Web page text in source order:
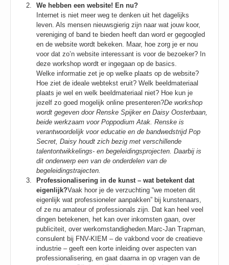
We hebben een website! En nu?
Internet is niet meer weg te denken uit het dagelijks
leven. Als mensen nieuwsgierig zijn naar wat jouw koor,
vereniging of band te bieden heeft dan word er gegoogled
en de website wordt bekeken. Maar, hoe zorg je er nou
voor dat zo’n website interessant is voor de bezoeker? In
deze workshop wordt er ingegaan op de basics.
Welke informatie zet je op welke plaats op de website?
Hoe ziet de ideale webtekst eruit? Welk beeldmateriaal
plaats je wel en welk beeldmateriaal niet? Hoe kun je
jezelf zo goed mogelijk online presenteren?De workshop
wordt gegeven door Renske Spijker en Daisy Oosterbaan,
beide werkzaam voor Poppodium Atak. Renske is
verantwoordelijk voor educatie en de bandwedstrijd Pop
Secret, Daisy houdt zich bezig met verschillende
talentontwikkelings- en begeleidingsprojecten. Daarbij is
dit onderwerp een van de onderdelen van de
begeleidingstrajecten.
Professionalisering in de kunst – wat betekent dat
eigenlijk?Vaak hoor je de verzuchting “we moeten dit
eigenlijk wat professioneler aanpakken” bij kunstenaars,
of ze nu amateur of professionals zijn. Dat kan heel veel
dingen betekenen, het kan over inkomsten gaan, over
publiciteit, over werkomstandigheden.Marc-Jan Trapman,
consulent bij FNV-KIEM – de vakbond voor de creatieve
industrie – geeft een korte inleiding over aspecten van
professionalisering, en gaat daarna in op vragen van de